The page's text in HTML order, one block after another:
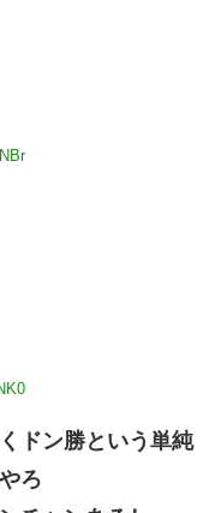
ドン勝という単純
ろ